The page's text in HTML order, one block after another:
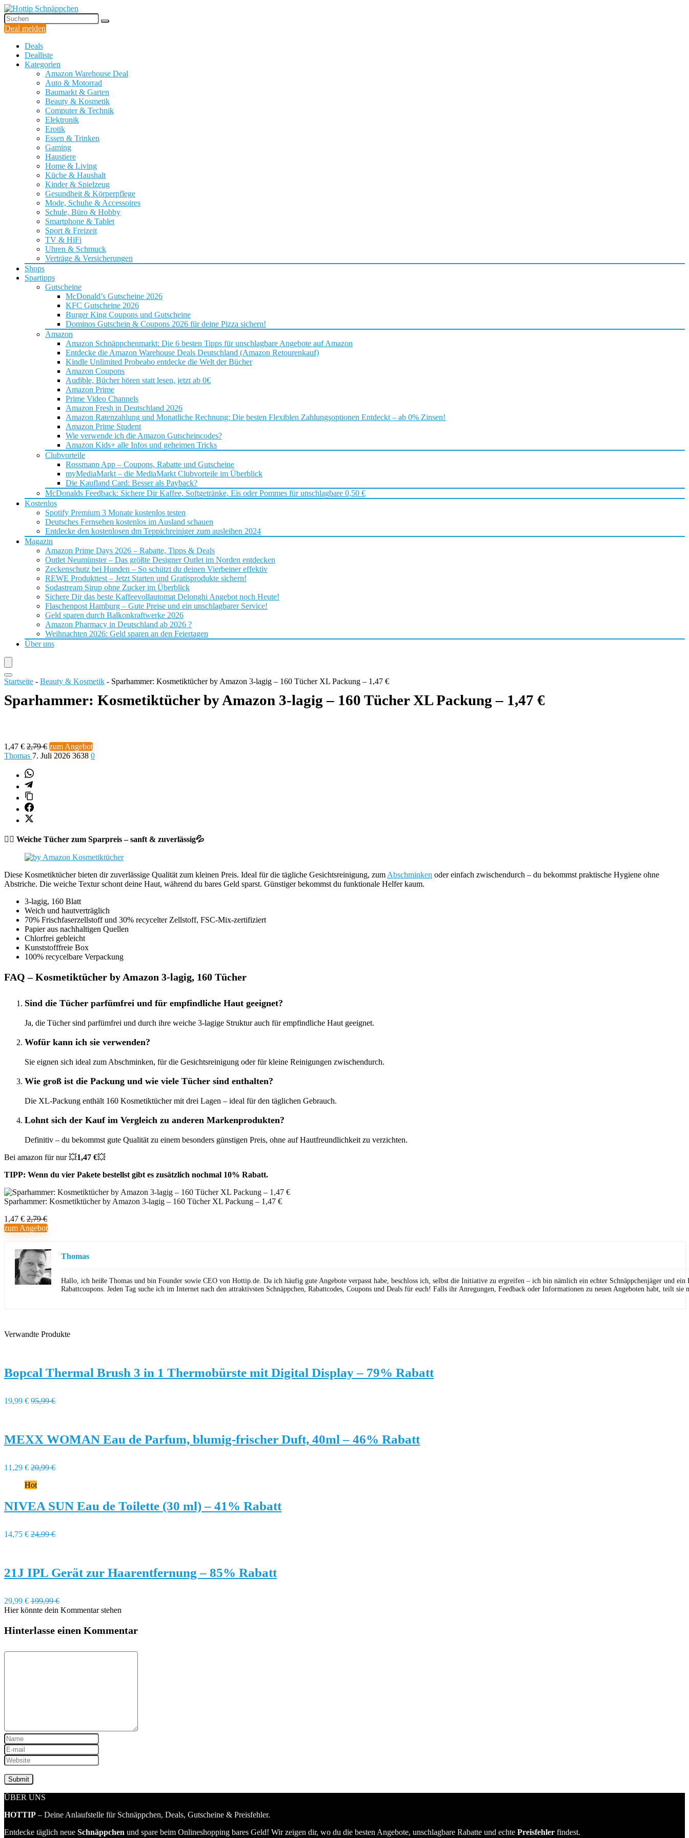
Deal melden
Deals
Dealliste
Kategorien
Amazon Warehouse Deal
Auto & Motorrad
Baumarkt & Garten
Beauty & Kosmetik
Computer & Technik
Elektronik
Erotik
Essen & Trinken
Gaming
Haustiere
Home & Living
Küche & Haushalt
Kinder & Spielzeug
Gesundheit & Körperpflege
Mode, Schuhe & Accessoires
Schule, Büro & Hobby
Smartphone & Tablet
Sport & Freizeit
TV & HiFi
Uhren & Schmuck
Verträge & Versicherungen
Shops
Spartipps
Gutscheine
McDonald’s Gutscheine 2026
KFC Gutscheine 2026
Burger King Coupons und Gutscheine
Dominos Gutschein & Coupons 2026 für deine Pizza sichern!
Amazon
Amazon Schnäppchenmarkt: Die 6 besten Tipps für unschlagbare Angebote auf Amazon
Entdecke die Amazon Warehouse Deals Deutschland (Amazon Retourenkauf)
Kindle Unlimited Probeabo entdecke die Welt der Bücher
Amazon Coupons
Audible, Bücher hören statt lesen, jetzt ab 0€
Amazon Prime
Prime Video Channels
Amazon Fresh in Deutschland 2026
Amazon Ratenzahlung und Monatliche Rechnung: Die besten Flexiblen Zahlungsoptionen Entdeckt – ab 0% Zinsen!
Amazon Prime Student
Wie verwende ich die Amazon Gutscheincodes?
Amazon Kids+ alle Infos und geheimen Tricks
Clubvorteile
Rossmann App – Coupons, Rabatte und Gutscheine
myMediaMarkt – die MediaMarkt Clubvorteile im Überblick
Die Kaufland Card: Besser als Payback?
McDonalds Feedback: Sichere Dir Kaffee, Softgetränke, Eis oder Pommes für unschlagbare 0,50 €
Kostenlos
Spotify Premium 3 Monate kostenlos testen
Deutsches Fernsehen kostenlos im Ausland schauen
Entdecke den kostenlosen dm Teppichreiniger zum ausleihen 2024
Magazin
Amazon Prime Days 2026 – Rabatte, Tipps & Deals
Outlet Neumünster – Das größte Designer Outlet im Norden entdecken
Zeckenschutz bei Hunden – So schützt du deinen Vierbeiner effektiv
REWE Produkttest – Jetzt Starten und Gratisprodukte sichern!
Sodastream Sirup ohne Zucker im Überblick
Sichere Dir das beste Kaffeevollautomat Delonghi Angebot noch Heute!
Flaschenpost Hamburg – Gute Preise und ein unschlagbarer Service!
Geld sparen durch Balkonkraftwerke 2026
Amazon Pharmacy in Deutschland ab 2026 ?
Weihnachten 2026: Geld sparen an den Feiertagen
Über uns
Startseite - Beauty & Kosmetik - Sparhammer: Kosmetiktücher by Amazon 3-lagig – 160 Tücher XL Packung – 1,47 €
Sparhammer: Kosmetiktücher by Amazon 3-lagig – 160 Tücher XL Packung – 1,47 €
1,47 € 2,79 € zum Angebot
Thomas 7. Juli 2026 3638 0
🙆‍♀️ Weiche Tücher zum Sparpreis – sanft & zuverlässig💦
Diese Kosmetiktücher bieten dir zuverlässige Qualität zum kleinen Preis. Ideal für die tägliche Gesichtsreinigung, zum Abschminken oder einfach zwischendurch – du bekommst praktische Hygiene ohne
Abstriche. Die weiche Textur schont deine Haut, während du bares Geld sparst. Günstiger bekommst du funktionale Helfer kaum.
3-lagig, 160 Blatt
Weich und hautverträglich
70% Frischfaserzellstoff und 30% recycelter Zellstoff, FSC-Mix-zertifiziert
Papier aus nachhaltigen Quellen
Chlorfrei gebleicht
Kunststofffreie Box
100% recycelbare Verpackung
FAQ – Kosmetiktücher by Amazon 3-lagig, 160 Tücher
Sind die Tücher parfümfrei und für empfindliche Haut geeignet?
Ja, die Tücher sind parfümfrei und durch ihre weiche 3-lagige Struktur auch für empfindliche Haut geeignet.
Wofür kann ich sie verwenden?
Sie eignen sich ideal zum Abschminken, für die Gesichtsreinigung oder für kleine Reinigungen zwischendurch.
Wie groß ist die Packung und wie viele Tücher sind enthalten?
Die XL-Packung enthält 160 Kosmetiktücher mit drei Lagen – ideal für den täglichen Gebrauch.
Lohnt sich der Kauf im Vergleich zu anderen Markenprodukten?
Definitiv – du bekommst gute Qualität zu einem besonders günstigen Preis, ohne auf Hautfreundlichkeit zu verzichten.
Bei amazon für nur 💥1,47 €💥
TIPP: Wenn du vier Pakete bestellst gibt es zusätzlich nochmal 10% Rabatt.
Sparhammer: Kosmetiktücher by Amazon 3-lagig – 160 Tücher XL Packung – 1,47 €
1,47 € 2,79 €
zum Angebot
Thomas
Hallo, ich heiße Thomas und bin Founder sowie CEO von Hottip.de. Da ich häufig gute Angebote verpasst habe, beschloss ich, selbst die Initiative zu ergreifen – ich bin nämlich ein echter Schnäppchenjäger und ein
Rabattcoupons. Jeden Tag suche ich im Internet nach den attraktivsten Schnäppchen, Rabattcodes, Coupons und Deals für euch! Falls ihr Anregungen, Feedback oder Informationen zu neuen Angeboten habt, teilt
Verwandte Produkte
Bopcal Thermal Brush 3 in 1 Thermobürste mit Digital Display – 79% Rabatt
19,99 € 95,99 €
MEXX WOMAN Eau de Parfum, blumig-frischer Duft, 40ml – 46% Rabatt
11,29 € 20,99 €
Hot
NIVEA SUN Eau de Toilette (30 ml) – 41% Rabatt
14,75 € 24,99 €
21J IPL Gerät zur Haarentfernung – 85% Rabatt
29,99 € 199,99 €
Hier könnte dein Kommentar stehen
Hinterlasse einen Kommentar
ÜBER UNS
HOTTIP – Deine Anlaufstelle für Schnäppchen, Deals, Gutscheine & Preisfehler.
Entdecke täglich neue Schnäppchen und spare beim Onlineshopping bares Geld! Wir zeigen dir, wo du die besten Angebote, unschlagbare Rabatte und echte Preisfehler findest.